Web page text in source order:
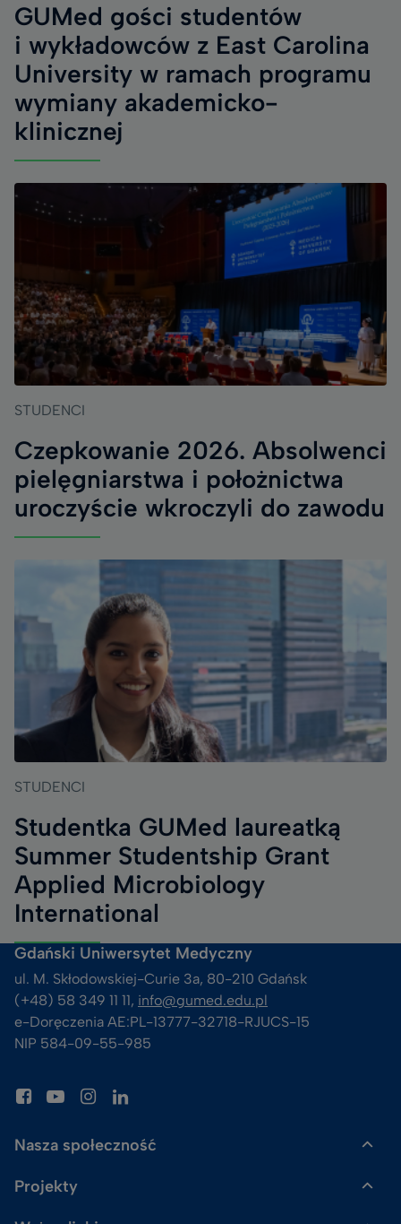
GUMed gości studentów
i wykładowców z East Carolina
University w ramach programu
wymiany akademicko-
klinicznej
STUDENCI
Czepkowanie 2026. Absolwenci
pielęgniarstwa i położnictwa
uroczyście wkroczyli do zawodu
STUDENCI
Studentka GUMed laureatką
Summer Studentship Grant
Applied Microbiology
International
Gdański Uniwersytet Medyczny
ul. M. Skłodowskiej-Curie 3a, 80-210 Gdańsk
(+48) 58 349 11 11, info@gumed.edu.pl
e-Doręczenia AE:PL-13777-32718-RJUCS-15
NIP 584-09-55-985
Nasza społeczność
Gazeta GUMed
Projekty